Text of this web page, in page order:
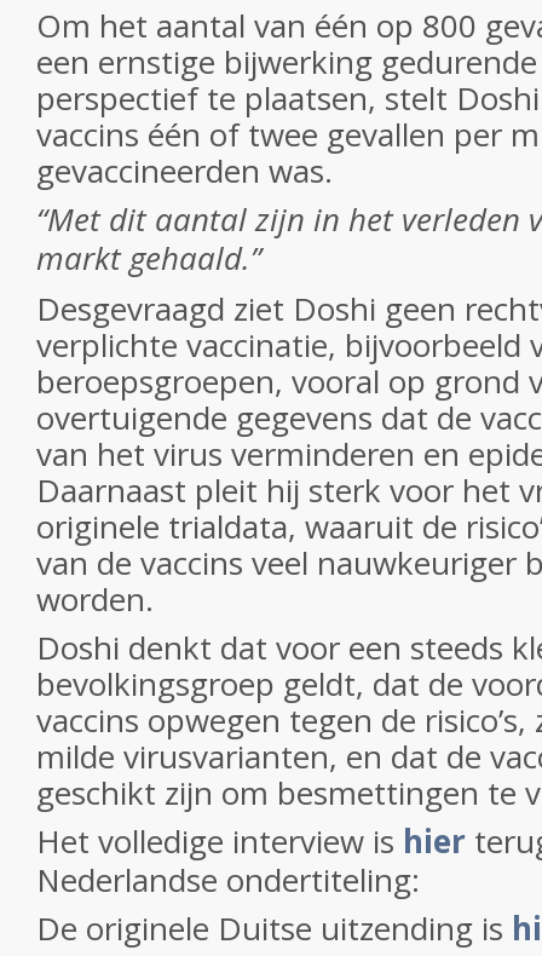
Om het aantal van één op 800
een ernstige bijwerking
perspectief te plaatsen, stelt
vaccins één of twee gevallen per
gevaccineerden was.
“Met dit aantal zijn in het verleden
markt gehaald.”
Desgevraagd ziet Doshi geen
verplichte vaccinatie, bijvoorbeeld
beroepsgroepen, vooral op grond
overtuigende gegevens dat de
van het virus verminderen en
Daarnaast pleit hij sterk voor het
originele trialdata, waaruit de
van de vaccins veel nauwkeuriger
worden.
Doshi denkt dat voor een steeds
bevolkingsgroep geldt, dat de
vaccins opwegen tegen de
milde virusvarianten, en dat de
geschikt zijn om besmettingen te
Het volledige interview is hier
Nederlandse ondertiteling:
De originele Duitse uitzending is